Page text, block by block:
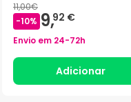
11,00€
-10% 9,92 €
Envio em 24-72h
Adicionar